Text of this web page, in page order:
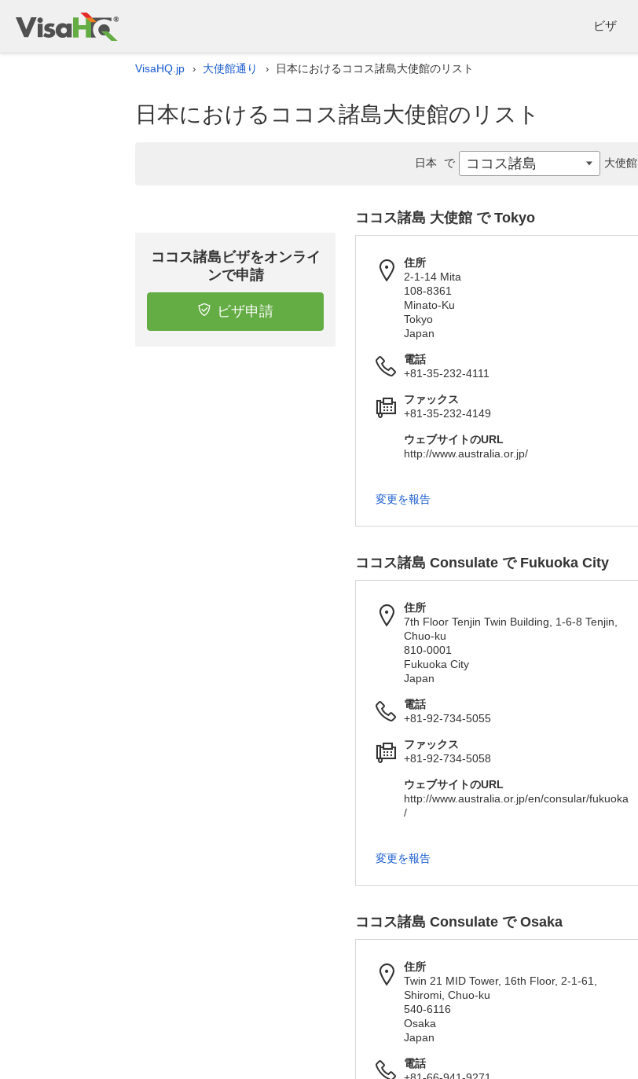
ビザ
VisaHQ.jp › 大使館通り › 日本におけるココス諸島大使館のリスト
日本におけるココス諸島大使館のリスト
ココス諸島ビザをオンライ
ンで申請
ビザ申請
ココス諸島 大使館 で Tokyo
住所
2-1-14 Mita
108-8361
Minato-Ku
Tokyo
Japan
電話
+81-35-232-4111
ファックス
+81-35-232-4149
ウェブサイトのURL
http://www.australia.or.jp/
変更を報告
ココス諸島 Consulate で Fukuoka City
住所
7th Floor Tenjin Twin Building, 1-6-8 Tenjin,
Chuo-ku
810-0001
Fukuoka City
Japan
電話
+81-92-734-5055
ファックス
+81-92-734-5058
ウェブサイトのURL
http://www.australia.or.jp/en/consular/fukuoka
/
変更を報告
ココス諸島 Consulate で Osaka
住所
Twin 21 MID Tower, 16th Floor, 2-1-61,
Shiromi, Chuo-ku
540-6116
Osaka
Japan
電話
日本 で ココス諸島 大使館